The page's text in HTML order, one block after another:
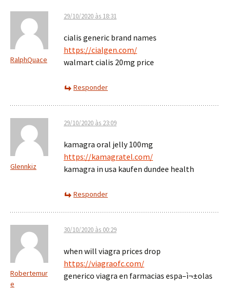
RalphQuace
29/10/2020 às 18:31
cialis generic brand names
https://cialgen.com/
walmart cialis 20mg price
Responder
Glennkiz
29/10/2020 às 23:09
kamagra oral jelly 100mg
https://kamagratel.com/
kamagra in usa kaufen dundee health
Responder
Robertemur
e
30/10/2020 às 00:29
when will viagra prices drop
https://viagraofc.com/
generico viagra en farmacias espa–ì¬±olas